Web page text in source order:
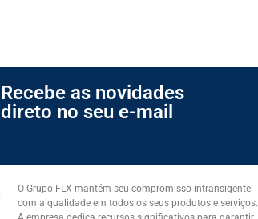
Recebe as novidades
direto no seu e-mail
O Grupo FLX mantém seu compromisso intransigente
com a qualidade em todos os seus produtos e serviços.